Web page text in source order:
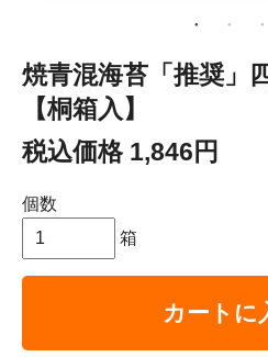
焼青混海苔「推奨」
【桐箱入】
税込価格 1,846円
個数
箱
カートに